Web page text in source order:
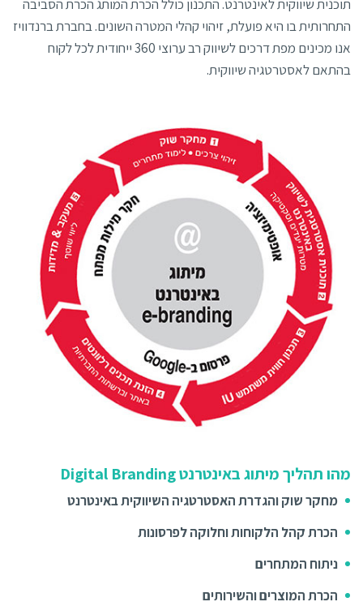
תוכנית שיווקית לאינטרנט. התכנון כולל הכרת המותג הכרת הסביבה
התחרותית בו היא פועלת, זיהוי קהלי המטרה השונים. בחברת ברנדוויז
אנו מכינים מפת דרכים לשיווק רב ערוצי 360 ייחודית לכל לקוח
בהתאם לאסטרטגיה שיווקית.
מהו תהליך מיתוג באינטרנט Digital Branding
מחקר שוק והגדרת האסטרטגיה השיווקית באינטרנט
הכרת קהל הלקוחות וחלוקה לפרסונות
ניתוח המתחרים
הכרת המוצרים והשירותים